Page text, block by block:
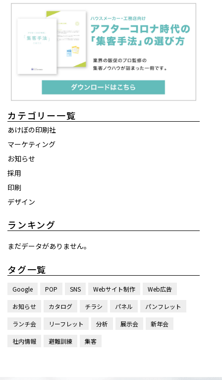
カテゴリー一覧
あけぼの印刷社
マーケティング
お知らせ
採用
印刷
デザイン
ランキング
まだデータがありません。
タグ一覧
Google POP SNS Webサイト制作 Web広告
お知らせ カタログ チラシ パネル パンフレット
ランチ会 リーフレット 分析 展示会 新年会
社内情報 避難訓練 集客